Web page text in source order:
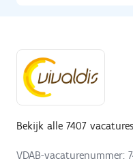
Bekijk alle 7407 vacatures
VDAB-vacaturenummer: